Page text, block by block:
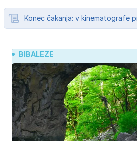
Konec čakanja: v kinematografe
BIBALEZE